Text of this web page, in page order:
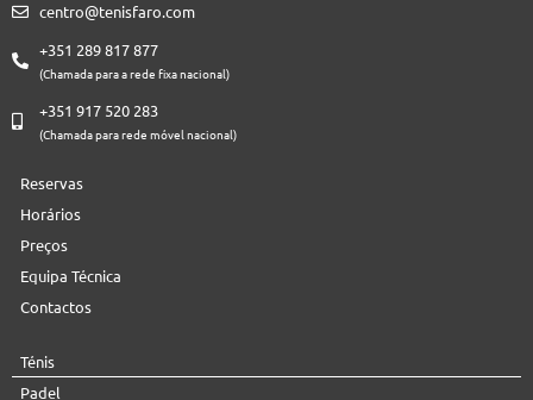
centro@tenisfaro.com
+351 289 817 877
(Chamada para a rede fixa nacional)
+351 917 520 283
(Chamada para rede móvel nacional)
Reservas
Horários
Preços
Equipa Técnica
Contactos
Ténis
Padel